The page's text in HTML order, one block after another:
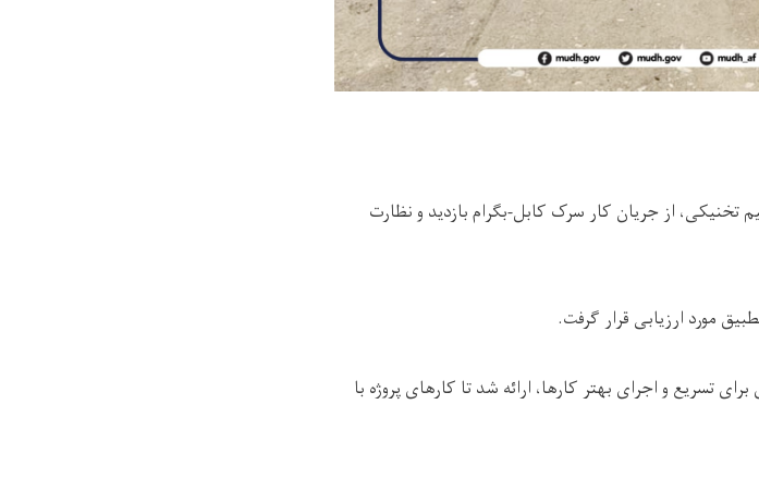
از جریان کار سرک کابل-بگرام بازدید و نظارت
مورد ارزیابی قرار گرفت.
تسریع و اجرای بهتر کارها، ارائه شد تا کارهای پروژه با